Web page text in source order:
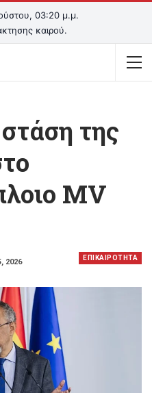
03:20 μ.μ.
καιρού.
της
MV
ΕΠΙΚΑΙΡΟΤΗΤΑ
2026